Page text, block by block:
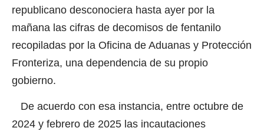
republicano desconociera hasta ayer por la
mañana las cifras de decomisos de fentanilo
recopiladas por la Oficina de Aduanas y Protección
Fronteriza, una dependencia de su propio
gobierno.
De acuerdo con esa instancia, entre octubre de
2024 y febrero de 2025 las incautaciones